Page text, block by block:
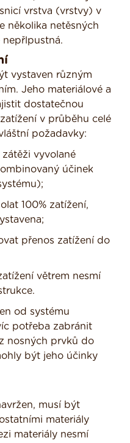
vrstva (vrstvy) v
několika netěsných
vystaven různým
Jeho materiálové a
dostatečnou
v průběhu celé
požadavky:
vyvolané
účinek
100% zatížení,
přenos zatížení do
větrem nesmí
od systému
potřeba zabránit
nosných prvků do
být jeho účinky
musí být
materiály
materiály nesmí